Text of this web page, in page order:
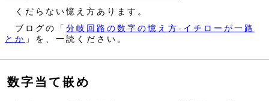
くだらない憶え方あります。
ブログの「 分岐回路の数字の憶え方‐イチローが一路
とか 」を、一読ください。
数字当て嵌め